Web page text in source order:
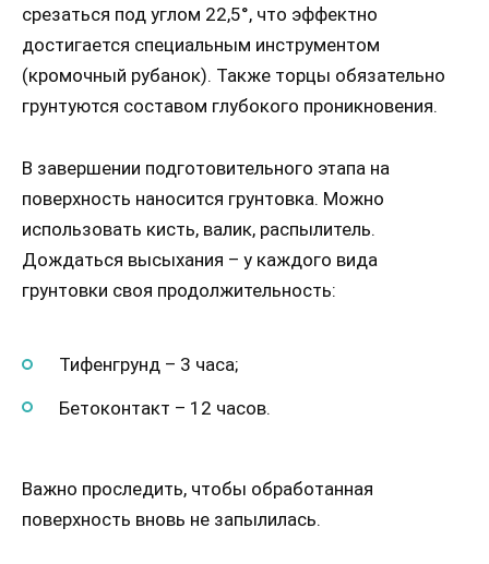
срезаться под углом 22,5°, что эффектно
достигается специальным инструментом
(кромочный рубанок). Также торцы обязательно
грунтуются составом глубокого проникновения.
В завершении подготовительного этапа на
поверхность наносится грунтовка. Можно
использовать кисть, валик, распылитель.
Дождаться высыхания – у каждого вида
грунтовки своя продолжительность:
Тифенгрунд – 3 часа;
Бетоконтакт – 12 часов.
Важно проследить, чтобы обработанная
поверхность вновь не запылилась.